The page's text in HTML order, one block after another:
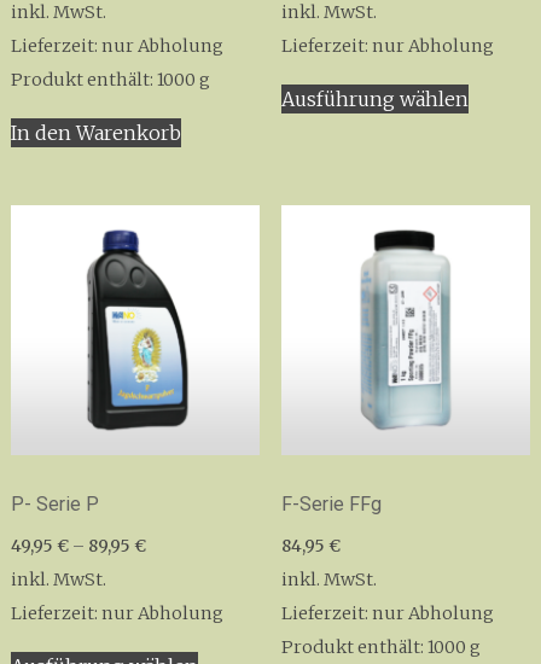
inkl. MwSt.
Lieferzeit: nur Abholung
Produkt enthält: 1000 g
In den Warenkorb
inkl. MwSt.
Lieferzeit: nur Abholung
Ausführung wählen
Dieses
Produkt
werden
P- Serie P
49,95 €– 89,95 €
inkl. MwSt.
Lieferzeit: nur Abholung
F-Serie FFg
84,95 €
inkl. MwSt.
Lieferzeit: nur Abholung
Produkt enthält: 1000 g